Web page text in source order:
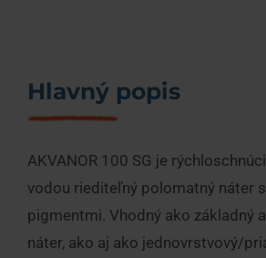
Kontakty
Hlavný popis
AKVANOR 100 SG je
vodou riediteľný polomatný náter
pigmentmi. Vhodný ako základný
náter, ako aj ako jednovrstvový/